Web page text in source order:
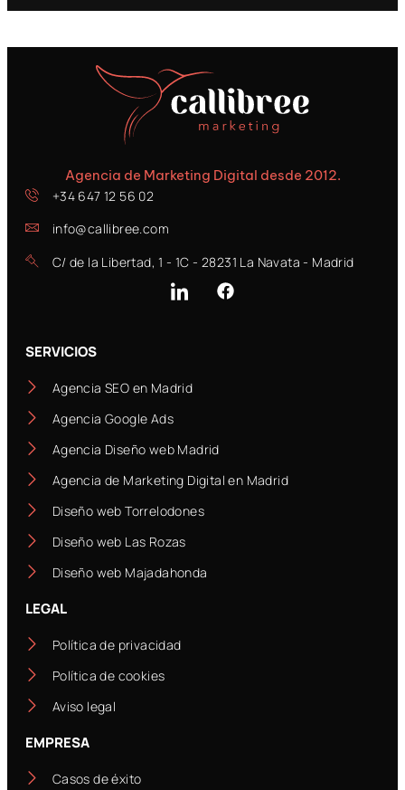
Agencia de Marketing Digital desde 2012.
+34 647 12 56 02
info@callibree.com
C/ de la Libertad, 1 - 1C - 28231 La Navata - Madrid
SERVICIOS
Agencia SEO en Madrid
Agencia Google Ads
Agencia Diseño web Madrid
Agencia de Marketing Digital en Madrid
Diseño web Torrelodones
Diseño web Las Rozas
Diseño web Majadahonda
LEGAL
Política de privacidad
Política de cookies
Aviso legal
EMPRESA
Casos de éxito